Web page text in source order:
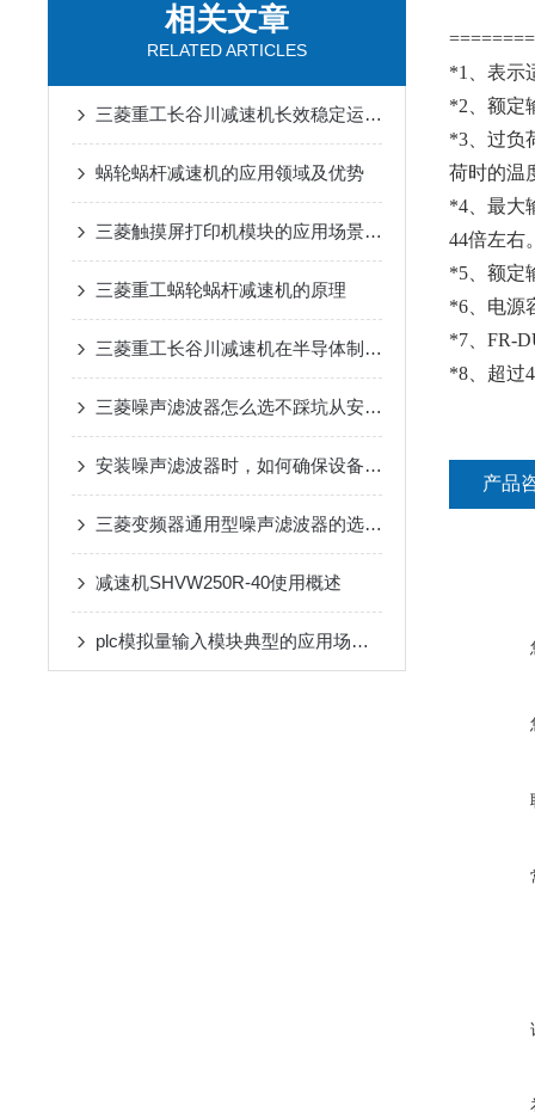
相关文章
RELATED ARTICLES
三菱重工长谷川减速机长效稳定运行在自动化输送设备中的应用
蜗轮蜗杆减速机的应用领域及优势
三菱触摸屏打印机模块的应用场景是什么
三菱重工蜗轮蜗杆减速机的原理
三菱重工长谷川减速机在半导体制造设备传动系统中的适配应用
三菱噪声滤波器怎么选不踩坑从安装环境到兼容性这些关键参数要关注
安装噪声滤波器时，如何确保设备安全？
三菱变频器通用型噪声滤波器的选购与安装要点
减速机SHVW250R-40使用概述
plc模拟量输入模块典型的应用场景介绍
*1、表示
*2、额定
*3、过负
荷时的温
*4、最大
44倍左右
*5、额定
*6、电源
*7、FR-
*8、超过
产品